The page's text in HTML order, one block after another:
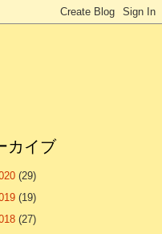
カイブ
(29)
(19)
(27)